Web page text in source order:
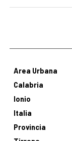
Area Urbana
Calabria
Ionio
Italia
Provincia